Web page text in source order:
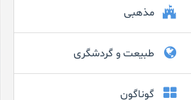
مذهبی
طبیعت و گردشگری
گوناگون